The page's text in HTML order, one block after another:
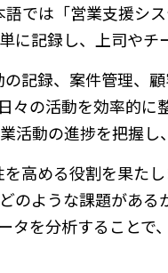
では「営業支援シ
に記録し、上司やチ
記録、案件管理、
々の活動を効率的に
活動の進捗を把握し
高める役割を果た
のような課題があ
タを分析すること